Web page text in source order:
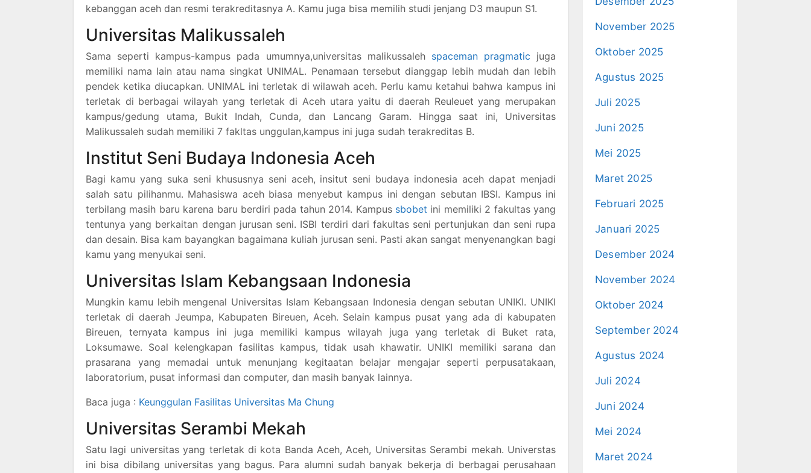
kebanggan aceh dan resmi terakreditasnya A. Kamu juga bisa memilih studi jenjang D3 maupun S1.
Universitas Malikussaleh
Sama seperti kampus-kampus pada umumnya,universitas malikussaleh spaceman pragmatic juga
memiliki nama lain atau nama singkat UNIMAL. Penamaan tersebut dianggap lebih mudah dan lebih
pendek ketika diucapkan. UNIMAL ini terletak di wilawah aceh. Perlu kamu ketahui bahwa kampus ini
terletak di berbagai wilayah yang terletak di Aceh utara yaitu di daerah Reuleuet yang merupakan
kampus/gedung utama, Bukit Indah, Cunda, dan Lancang Garam. Hingga saat ini, Universitas
Malikussaleh sudah memiliki 7 fakltas unggulan,kampus ini juga sudah terakreditas B.
Institut Seni Budaya Indonesia Aceh
Bagi kamu yang suka seni khususnya seni aceh, insitut seni budaya indonesia aceh dapat menjadi
salah satu pilihanmu. Mahasiswa aceh biasa menyebut kampus ini dengan sebutan IBSI. Kampus ini
terbilang masih baru karena baru berdiri pada tahun 2014. Kampus sbobet ini memiliki 2 fakultas yang
tentunya yang berkaitan dengan jurusan seni. ISBI terdiri dari fakultas seni pertunjukan dan seni rupa
dan desain. Bisa kam bayangkan bagaimana kuliah jurusan seni. Pasti akan sangat menyenangkan bagi
kamu yang menyukai seni.
Universitas Islam Kebangsaan Indonesia
Mungkin kamu lebih mengenal Universitas Islam Kebangsaan Indonesia dengan sebutan UNIKI. UNIKI
terletak di daerah Jeumpa, Kabupaten Bireuen, Aceh. Selain kampus pusat yang ada di kabupaten
Bireuen, ternyata kampus ini juga memiliki kampus wilayah juga yang terletak di Buket rata,
Loksumawe. Soal kelengkapan fasilitas kampus, tidak usah khawatir. UNIKI memiliki sarana dan
prasarana yang memadai untuk menunjang kegitaatan belajar mengajar seperti perpusatakaan,
laboratorium, pusat informasi dan computer, dan masih banyak lainnya.
Baca juga : Keunggulan Fasilitas Universitas Ma Chung
Universitas Serambi Mekah
Satu lagi universitas yang terletak di kota Banda Aceh, Aceh, Universitas Serambi mekah. Universtas
ini bisa dibilang universitas yang bagus. Para alumni sudah banyak bekerja di berbagai perusahaan
November 2025
Oktober 2025
Agustus 2025
Juli 2025
Juni 2025
Mei 2025
Maret 2025
Februari 2025
Januari 2025
Desember 2024
November 2024
Oktober 2024
September 2024
Agustus 2024
Juli 2024
Juni 2024
Mei 2024
Maret 2024